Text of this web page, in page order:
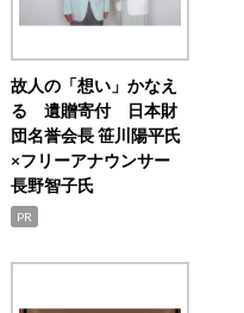
故人の「想い」かなえ
る 遺贈寄付 日本財
団名誉会長 笹川陽平氏
×フリーアナウンサー
長野智子氏
PR